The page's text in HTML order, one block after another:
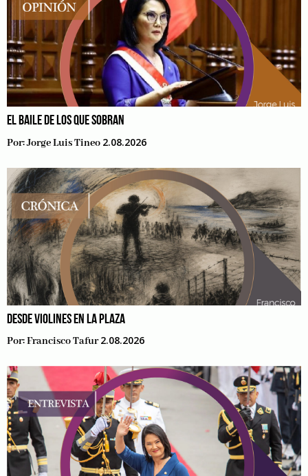
EL BAILE DE LOS QUE SOBRAN
Por:Jorge Luis Tineo 2.08.2026
DESDE VIOLINES EN LA PLAZA
Por:Francisco Tafur 2.08.2026